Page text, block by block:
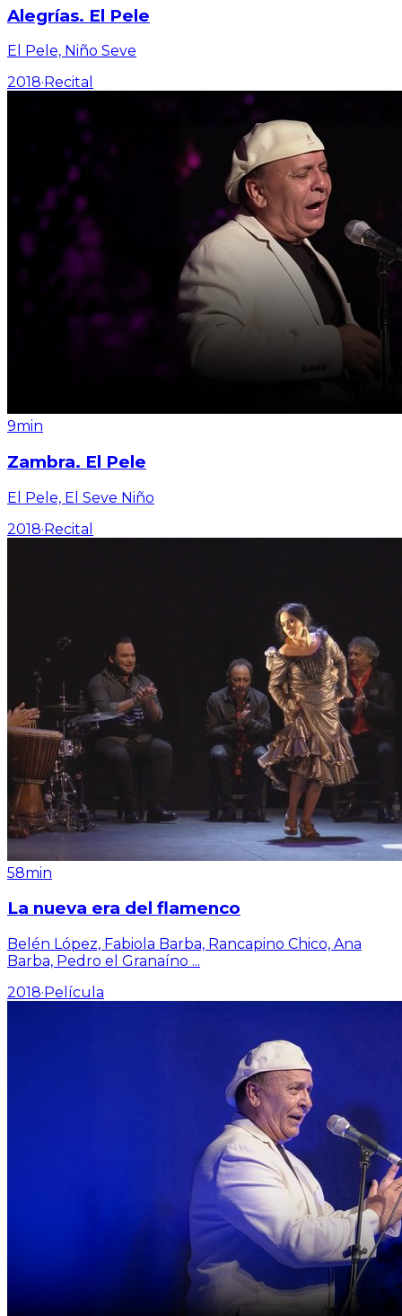
Alegrías. El Pele
El Pele, Niño Seve
2018· Recital
9min
Zambra. El Pele
El Pele, El Seve Niño
2018·Recital
58min
La nueva era del flamenco
Belén López, Fabiola Barba, Rancapino Chico, Ana
Barba, Pedro el Granaíno ...
2018·Película